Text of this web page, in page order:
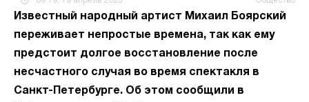
Известный народный артист Михаил Боярский
переживает непростые времена, так как ему
предстоит долгое восстановление после
несчастного случая во время спектакля в
Санкт-Петербурге. Об этом сообщили в